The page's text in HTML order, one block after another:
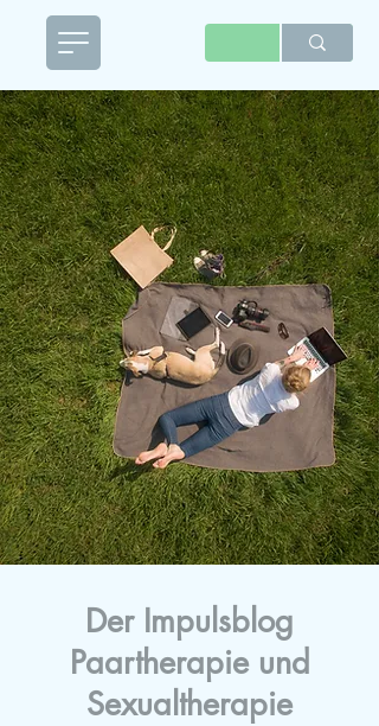
Der Impulsblog
Paartherapie und
Sexualtherapie